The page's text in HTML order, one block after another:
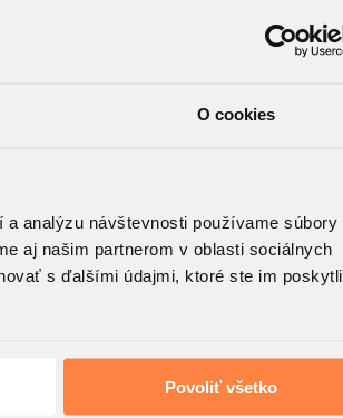
O cookies
analýzu návštevnosti používame súbory
aj našim partnerom v oblasti sociálnych
s ďalšími údajmi, ktoré ste im poskytli
Povoliť všetko